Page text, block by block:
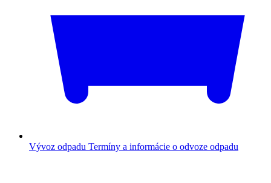
Vývoz odpadu Termíny a informácie o odvoze odpadu